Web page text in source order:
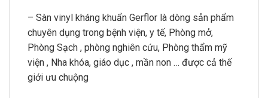
– Sàn vinyl kháng khuẩn Gerflor là dòng sản phẩm
chuyên dụng trong bệnh viện, y tế, Phòng mở,
Phòng Sạch , phòng nghiên cứu, Phòng thẩm mỹ
viện , Nha khóa, giáo dục , mần non … được cả thế
giới ưu chuộng